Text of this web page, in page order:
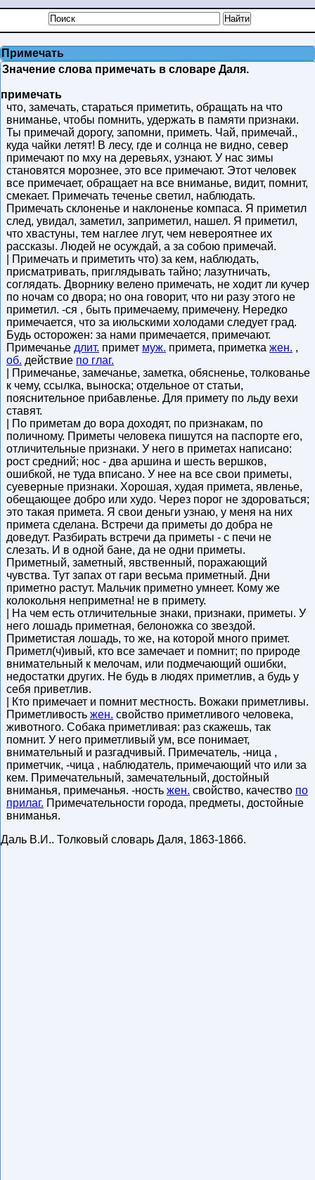
Примечать
Значение слова примечать в словаре Даля.
примечать
что, замечать, стараться приметить, обращать на что
вниманье, чтобы помнить, удержать в памяти признаки.
Ты примечай дорогу, запомни, приметь. Чай, примечай.,
куда чайки летят! В лесу, где и солнца не видно, север
примечают по мху на деревьях, узнают. У нас зимы
становятся морознее, это все примечают. Этот человек
все примечает, обращает на все вниманье, видит, помнит,
смекает. Примечать теченье светил, наблюдать.
Примечать склоненье и наклоненье компаса. Я приметил
след, увидал, заметил, заприметил, нашел. Я приметил,
что хвастуны, тем наглее лгут, чем невероятнее их
рассказы. Людей не осуждай, а за собою примечай.
| Примечать и приметить что) за кем, наблюдать,
присматривать, приглядывать тайно; лазутничать,
соглядать. Дворнику велено примечать, не ходит ли кучер
по ночам со двора; но она говорит, что ни разу этого не
приметил. -ся , быть примечаему, примечену. Нередко
примечается, что за июльскими холодами следует град.
Будь осторожен: за нами примечается, примечают.
Примечанье длит. примет муж. примета, приметка жен. ,
об. действие по глаг.
| Примечанье, замечанье, заметка, обясненье, толкованье
к чему, ссылка, выноска; отдельное от статьи,
пояснительное прибавленье. Для примету по льду вехи
ставят.
| По приметам до вора доходят, по признакам, по
поличному. Приметы человека пишутся на паспорте его,
отличительные признаки. У него в приметах написано:
рост средний; нос - два аршина и шесть вершков,
ошибкой, не туда вписано. У нее на все свои приметы,
суеверные признаки. Хорошая, худая примета, явленье,
обещающее добро или худо. Через порог не здороваться;
это такая примета. Я свои деньги узнаю, у меня на них
примета сделана. Встречи да приметы до добра не
доведут. Разбирать встречи да приметы - с печи не
слезать. И в одной бане, да не одни приметы.
Приметный, заметный, явственный, поражающий
чувства. Тут запах от гари весьма приметный. Дни
приметно растут. Мальчик приметно умнеет. Кому же
колокольня неприметна! не в примету.
| На чем есть отличительные знаки, признаки, приметы. У
него лошадь приметная, белоножка со звездой.
Приметистая лошадь, то же, на которой много примет.
Приметл(ч)ивый, кто все замечает и помнит; по природе
внимательный к мелочам, или подмечающий ошибки,
недостатки других. Не будь в людях приметлив, а будь у
себя приветлив.
| Кто примечает и помнит местность. Вожаки приметливы.
Приметливость жен. свойство приметливого человека,
животного. Собака приметливая: раз скажешь, так
помнит. У него приметливый ум, все понимает,
внимательный и разгадчивый. Примечатель, -ница ,
приметчик, -чица , наблюдатель, примечающий что или за
кем. Примечательный, замечательный, достойный
вниманья, примечанья. -ность жен. свойство, качество по
прилаг. Примечательности города, предметы, достойные
вниманья.
Даль В.И.. Толковый словарь Даля, 1863-1866.